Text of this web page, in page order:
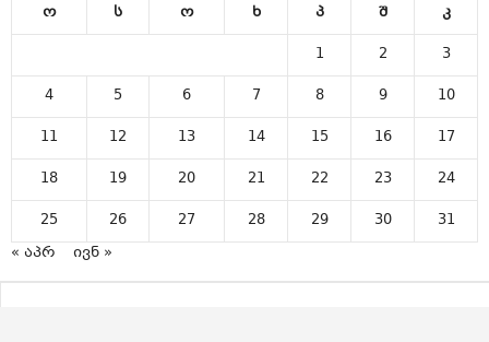
ო ს ო ხ პ შ
კ
1
2
3
4
5 6 7 8 9
10
11
12 13 14 15 16
17
18
19 20 21 22 23
24
25
26 27 28 29 30
31
« აპრ
ივნ »